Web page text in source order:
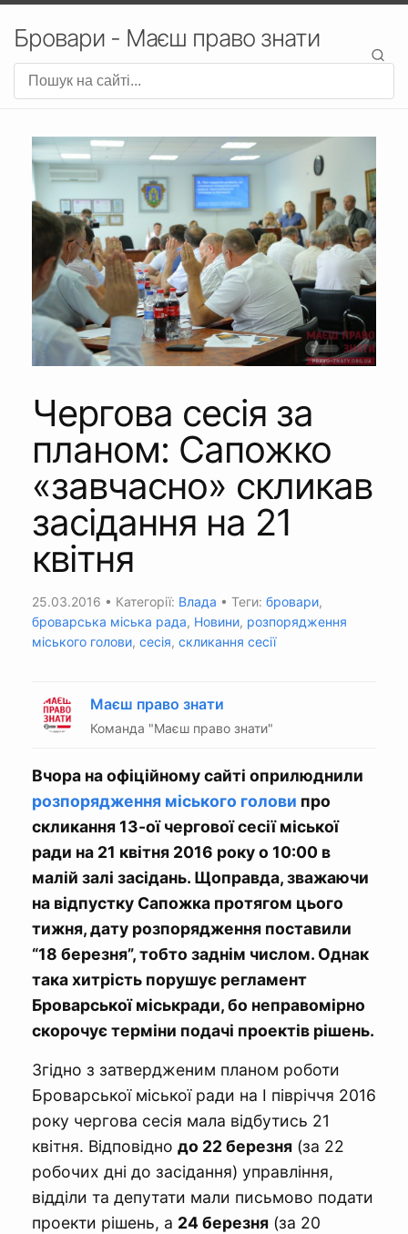
Бровари - Маєш право знати
Чергова сесія за
планом: Сапожко
«завчасно» скликав
засідання на 21
квітня
25.03.2016 • Категорії: Влада • Теги: бровари,
броварська міська рада, Новини, розпорядження
міського голови, сесія, скликання сесії
Маєш право знати
Команда "Маєш право знати"
Вчора на офіційному сайті оприлюднили
розпорядження міського голови про
скликання 13-ої чергової сесії міської
ради на 21 квітня 2016 року о 10:00 в
малій залі засідань. Щоправда, зважаючи
на відпустку Сапожка протягом цього
тижня, дату розпорядження поставили
“18 березня”, тобто заднім числом. Однак
така хитрість порушує регламент
Броварської міськради, бо неправомірно
скорочує терміни подачі проектів рішень.
Згідно з затвердженим планом роботи
Броварської міської ради на І півріччя 2016
року чергова сесія мала відбутись 21
квітня. Відповідно до 22 березня (за 22
робочих дні до засідання) управління,
відділи та депутати мали письмово подати
проекти рішень, а 24 березня (за 20